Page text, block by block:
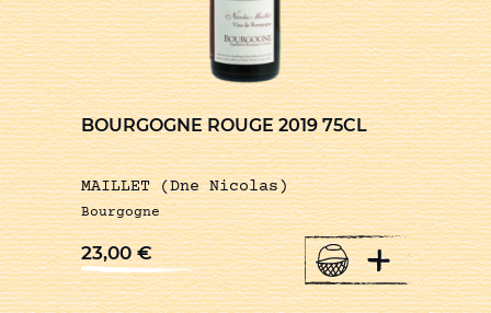
BOURGOGNE ROUGE 2019 75CL
MAILLET (Dne Nicolas)
Bourgogne
23,00€ +